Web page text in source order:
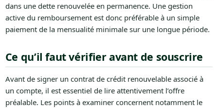
dans une dette renouvelée en permanence. Une gestion
active du remboursement est donc préférable à un simple
paiement de la mensualité minimale sur une longue période.
Ce qu’il faut vérifier avant de souscrire
Avant de signer un contrat de crédit renouvelable associé à
un compte, il est essentiel de lire attentivement l’offre
préalable. Les points à examiner concernent notamment le